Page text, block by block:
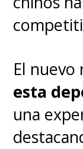
El nuevo
esta
una